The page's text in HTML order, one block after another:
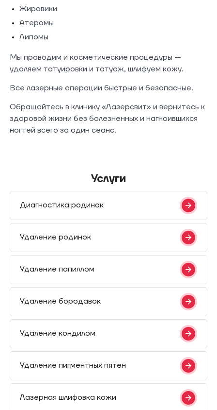
Жировики
Атеромы
Липомы
Мы проводим и косметические процедуры —
удаляем татуировки и татуаж, шлифуем кожу.
Все лазерные операции быстрые и безопасные.
Обращайтесь в клинику «Лазерсвит» и вернитесь к
здоровой жизни без болезненных и нагноившихся
ногтей всего за один сеанс.
Услуги
Диагностика родинок
Удаление родинок
Удаление папиллом
Удаление бородавок
Удаление кондилом
Удаление пигментных пятен
Лазерная шлифовка кожи